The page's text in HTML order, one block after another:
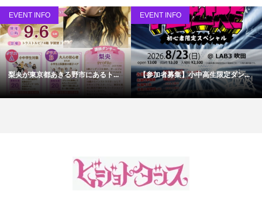
EVENT INFO
梨央が東京都あきる野市にあるト...
EVENT INFO
【参加者募集】小中高生限定ダン...